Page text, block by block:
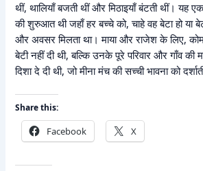
थीं, थालियाँ बजती थीं और मिठाइयाँ बंटती थीं। यह
की शुरुआत थी जहाँ हर बच्चे को, चाहे वह बेटा हो या
और अवसर मिलता था। माया और राजेश के लिए,
बेटी नहीं दी थी, बल्कि उनके पूरे परिवार और गाँव की
दिशा दे दी थी, जो मीना मंच की सच्ची भावना को
Share this:
Facebook X